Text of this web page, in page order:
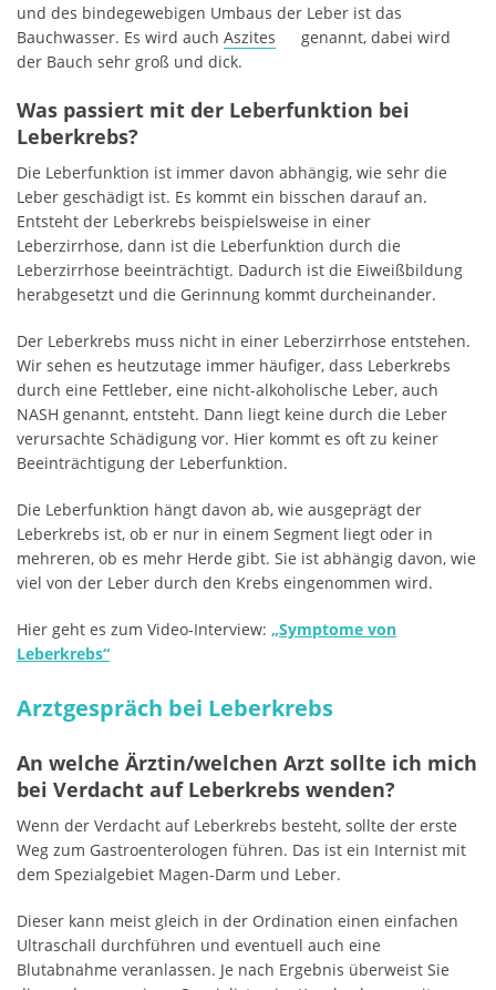
und des bindegewebigen Umbaus der Leber ist das
Bauchwasser. Es wird auch Aszites
genannt, dabei wird
der Bauch sehr groß und dick.
Was passiert mit der Leberfunktion bei
Leberkrebs?
Die Leberfunktion ist immer davon abhängig, wie sehr die
Leber geschädigt ist. Es kommt ein bisschen darauf an.
Entsteht der Leberkrebs beispielsweise in einer
Leberzirrhose, dann ist die Leberfunktion durch die
Leberzirrhose beeinträchtigt. Dadurch ist die Eiweißbildung
herabgesetzt und die Gerinnung kommt durcheinander.
Der Leberkrebs muss nicht in einer Leberzirrhose entstehen.
Wir sehen es heutzutage immer häufiger, dass Leberkrebs
durch eine Fettleber, eine nicht-alkoholische Leber, auch
NASH genannt, entsteht. Dann liegt keine durch die Leber
verursachte Schädigung vor. Hier kommt es oft zu keiner
Beeinträchtigung der Leberfunktion.
Die Leberfunktion hängt davon ab, wie ausgeprägt der
Leberkrebs ist, ob er nur in einem Segment liegt oder in
mehreren, ob es mehr Herde gibt. Sie ist abhängig davon, wie
viel von der Leber durch den Krebs eingenommen wird.
Hier geht es zum Video-Interview: „Symptome von
Leberkrebs“
Arztgespräch bei Leberkrebs
An welche Ärztin/welchen Arzt sollte ich mich
bei Verdacht auf Leberkrebs wenden?
Wenn der Verdacht auf Leberkrebs besteht, sollte der erste
Weg zum Gastroenterologen führen. Das ist ein Internist mit
dem Spezialgebiet Magen-Darm und Leber.
Dieser kann meist gleich in der Ordination einen einfachen
Ultraschall durchführen und eventuell auch eine
Blutabnahme veranlassen. Je nach Ergebnis überweist Sie